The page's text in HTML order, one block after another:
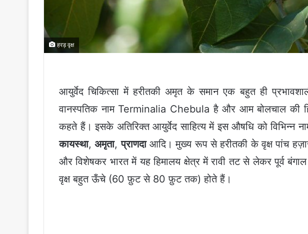
हरड़ वृक्ष
आयुर्वेद चिकित्सा में हरीतकी अमृत के समान एक बहुत ही
वानस्पतिक नाम Terminalia Chebula है और आम बोलचाल की
कहते हैं। इसके अतिरिक्त आयुर्वेद साहित्य में इस औषधि को विभिन्न
कायस्था,अमृता,प्राणदाआदि। मुख्य रूप से हरीतकी के वृक्ष पांच
और विशेषकर भारत में यह हिमालय क्षेत्र में रावी तट से लेकर पूर्व
वृक्ष बहुत ऊँचे (60 फ़ुट से 80 फ़ुट तक) होते हैं।